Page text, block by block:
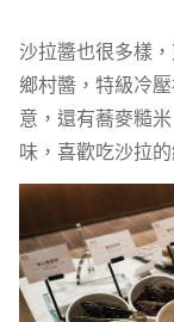
沙拉醬也很多樣
鄉村醬，特級冷
意，還有蕎麥糙
味，喜歡吃沙拉